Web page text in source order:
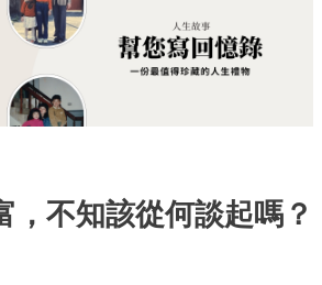
，不知該從何談起嗎？